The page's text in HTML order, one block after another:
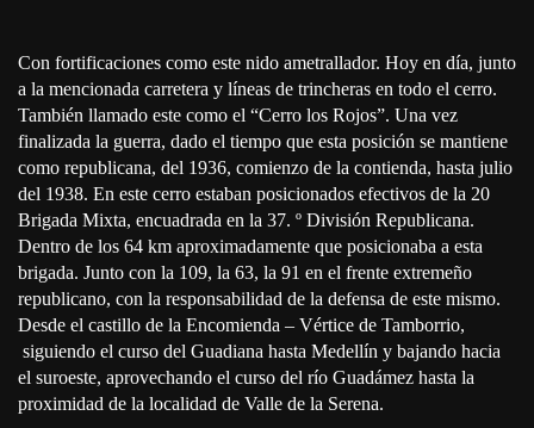
Con fortificaciones como este nido ametrallador. Hoy en día, junto
a la mencionada carretera y líneas de trincheras en todo el cerro.
También llamado este como el “Cerro los Rojos”. Una vez
finalizada la guerra, dado el tiempo que esta posición se mantiene
como republicana, del 1936, comienzo de la contienda, hasta julio
del 1938. En este cerro estaban posicionados efectivos de la 20
Brigada Mixta, encuadrada en la 37. º División Republicana.
Dentro de los 64 km aproximadamente que posicionaba a esta
brigada. Junto con la 109, la 63, la 91 en el frente extremeño
republicano, con la responsabilidad de la defensa de este mismo.
Desde el castillo de la Encomienda – Vértice de Tamborrio,
siguiendo el curso del Guadiana hasta Medellín y bajando hacia
el suroeste, aprovechando el curso del río Guadámez hasta la
proximidad de la localidad de Valle de la Serena.